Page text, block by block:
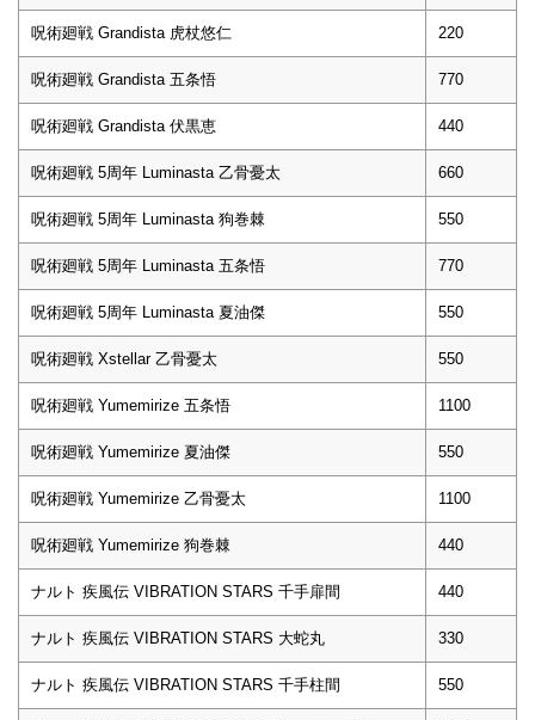
呪術廻戦 Grandista 虎杖悠仁 220
呪術廻戦 Grandista 五条悟 770
呪術廻戦 Grandista 伏黒恵 440
呪術廻戦 5周年 Luminasta 乙骨憂太 660
呪術廻戦 5周年 Luminasta 狗巻棘 550
呪術廻戦 5周年 Luminasta 五条悟 770
呪術廻戦 5周年 Luminasta 夏油傑 550
呪術廻戦 Xstellar 乙骨憂太 550
呪術廻戦 Yumemirize 五条悟 1100
呪術廻戦 Yumemirize 夏油傑 550
呪術廻戦 Yumemirize 乙骨憂太 1100
呪術廻戦 Yumemirize 狗巻棘 440
ナルト 疾風伝 VIBRATION STARS 千手扉間 440
ナルト 疾風伝 VIBRATION STARS 大蛇丸 330
ナルト 疾風伝 VIBRATION STARS 千手柱間 550